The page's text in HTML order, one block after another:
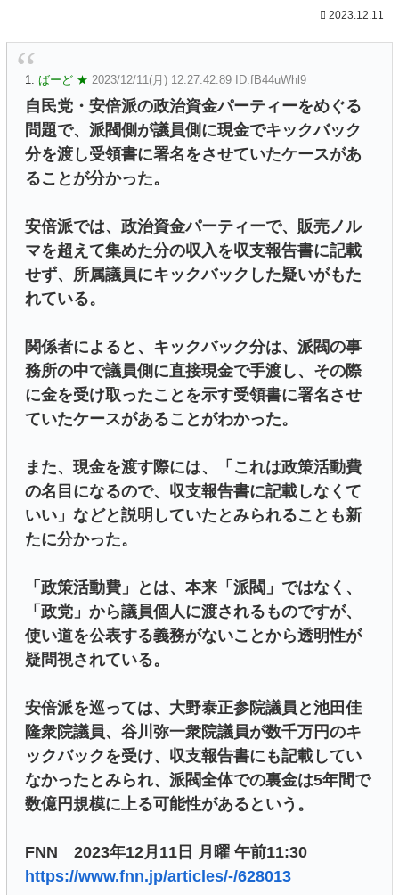
2023.12.11
1: ばーど ★ 2023/12/11(月) 12:27:42.89 ID:fB44uWhl9
自民党・安倍派の政治資金パーティーをめぐる
問題で、派閥側が議員側に現金でキックバック
分を渡し受領書に署名をさせていたケースがあ
ることが分かった。
安倍派では、政治資金パーティーで、販売ノル
マを超えて集めた分の収入を収支報告書に記載
せず、所属議員にキックバックした疑いがもた
れている。
関係者によると、キックバック分は、派閥の事
務所の中で議員側に直接現金で手渡し、その際
に金を受け取ったことを示す受領書に署名させ
ていたケースがあることがわかった。
また、現金を渡す際には、「これは政策活動費
の名目になるので、収支報告書に記載しなくて
いい」などと説明していたとみられることも新
たに分かった。
「政策活動費」とは、本来「派閥」ではなく、
「政党」から議員個人に渡されるものですが、
使い道を公表する義務がないことから透明性が
疑問視されている。
安倍派を巡っては、大野泰正参院議員と池田佳
隆衆院議員、谷川弥一衆院議員が数千万円のキ
ックバックを受け、収支報告書にも記載してい
なかったとみられ、派閥全体での裏金は5年間で
数億円規模に上る可能性があるという。
FNN 2023年12月11日 月曜 午前11:30
https://www.fnn.jp/articles/-/628013